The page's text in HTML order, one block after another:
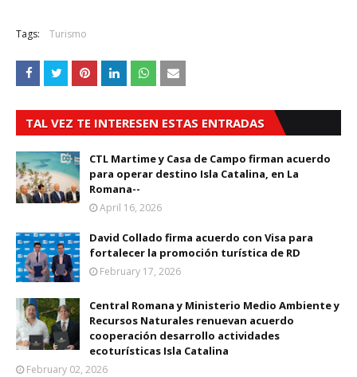
Tags: Turismo
TAL VEZ TE INTERESEN ESTAS ENTRADAS
CTL Martime y Casa de Campo firman acuerdo
para operar destino Isla Catalina, en La
Romana--
April 16, 2026
David Collado firma acuerdo con Visa para
fortalecer la promoción turística de RD
February 17, 2026
Central Romana y Ministerio Medio Ambiente y
Recursos Naturales renuevan acuerdo
cooperación desarrollo actividades
ecoturísticas Isla Catalina
February 02, 2026